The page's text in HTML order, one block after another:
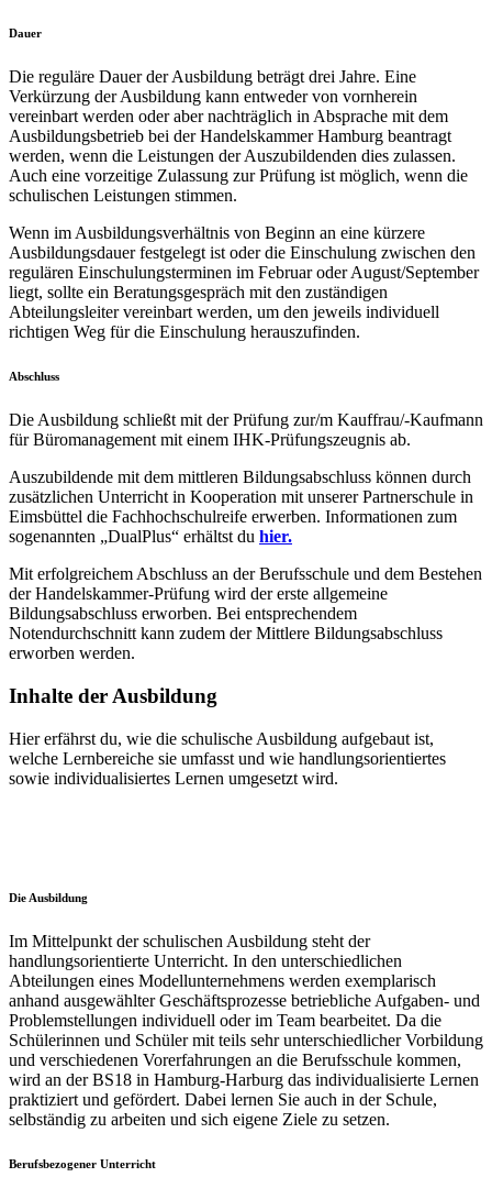
Dauer
Die reguläre Dauer der Ausbildung beträgt drei Jahre. Eine
Verkürzung der Ausbildung kann entweder von vornherein
vereinbart werden oder aber nachträglich in Absprache mit dem
Ausbildungsbetrieb bei der Handelskammer Hamburg beantragt
werden, wenn die Leistungen der Auszubildenden dies zulassen.
Auch eine vorzeitige Zulassung zur Prüfung ist möglich, wenn die
schulischen Leistungen stimmen.
Wenn im Ausbildungsverhältnis von Beginn an eine kürzere
Ausbildungsdauer festgelegt ist oder die Einschulung zwischen den
regulären Einschulungsterminen im Februar oder August/September
liegt, sollte ein Beratungsgespräch mit den zuständigen
Abteilungsleiter vereinbart werden, um den jeweils individuell
richtigen Weg für die Einschulung herauszufinden.
Abschluss
Die Ausbildung schließt mit der Prüfung zur/m Kauffrau/-Kaufmann
für Büromanagement mit einem IHK-Prüfungszeugnis ab.
Auszubildende mit dem mittleren Bildungsabschluss können durch
zusätzlichen Unterricht in Kooperation mit unserer Partnerschule in
Eimsbüttel die Fachhochschulreife erwerben. Informationen zum
sogenannten „DualPlus“ erhältst du hier.
Mit erfolgreichem Abschluss an der Berufsschule und dem Bestehen
der Handelskammer-Prüfung wird der erste allgemeine
Bildungsabschluss erworben. Bei entsprechendem
Notendurchschnitt kann zudem der Mittlere Bildungsabschluss
erworben werden.
Inhalte der Ausbildung
Hier erfährst du, wie die schulische Ausbildung aufgebaut ist,
welche Lernbereiche sie umfasst und wie handlungsorientiertes
sowie individualisiertes Lernen umgesetzt wird.
Die Ausbildung
Im Mittelpunkt der schulischen Ausbildung steht der
handlungsorientierte Unterricht. In den unterschiedlichen
Abteilungen eines Modellunternehmens werden exemplarisch
anhand ausgewählter Geschäftsprozesse betriebliche Aufgaben- und
Problemstellungen individuell oder im Team bearbeitet. Da die
Schülerinnen und Schüler mit teils sehr unterschiedlicher Vorbildung
und verschiedenen Vorerfahrungen an die Berufsschule kommen,
wird an der BS18 in Hamburg-Harburg das individualisierte Lernen
praktiziert und gefördert. Dabei lernen Sie auch in der Schule,
selbständig zu arbeiten und sich eigene Ziele zu setzen.
Berufsbezogener Unterricht